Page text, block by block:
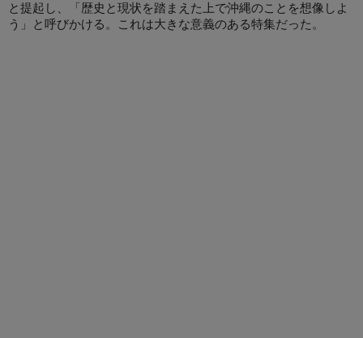
と提起し、「歴史と現状を踏まえた上で沖縄のことを想像しよ
う」と呼びかける。これは大きな意義のある特集だった。